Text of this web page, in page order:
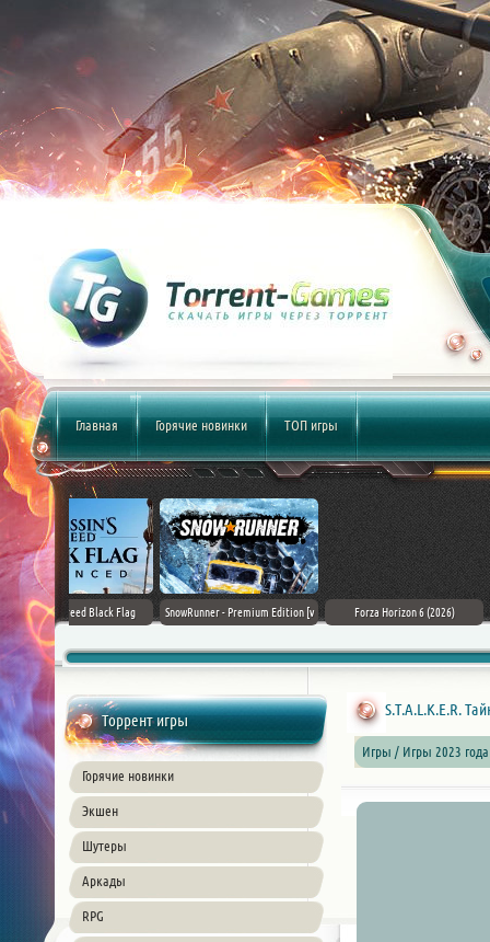
Главная Горячие новинки ТОП игры
Flag
PC
SnowRunner - Premium Edition [v
Forza Horizon 6 (2026) Death Stranding 2:
Торрент игры
Горячие новинки
Экшен
Шутеры
Аркады
RPG
S.T.A.L.K.E.R.
Игры / Игры 2023